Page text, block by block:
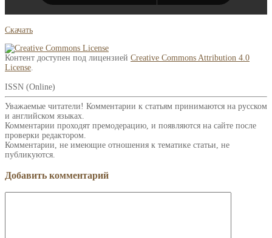
Скачать
Контент доступен под лицензией Creative Commons Attribution 4.0
License
ISSN (Online)
Уважаемые читатели! Комментарии к статьям принимаются на русском
и английском языках.
Комментарии проходят премодерацию, и появляются на сайте после
проверки редактором.
Комментарии, не имеющие отношения к тематике статьи, не
публикуются.
Добавить комментарий